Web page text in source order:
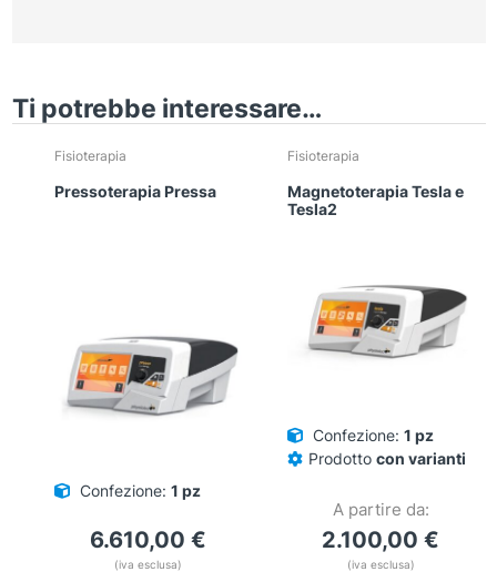
Ti potrebbe interessare…
Fisioterapia
Pressoterapia Pressa
Confezione: 1 pz
6.610,00 €
(iva esclusa)
Fisioterapia
Magnetoterapia Tesla e
Tesla2
Confezione: 1 pz
Prodotto con varianti
A partire da:
2.100,00 €
(iva esclusa)